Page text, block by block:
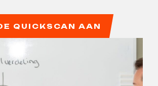
QUICKSCAN AAN